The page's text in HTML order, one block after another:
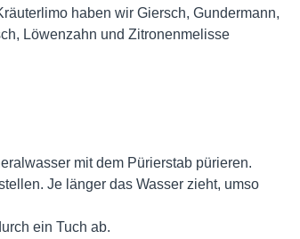
haben wir Giersch, Gundermann,
Löwenzahn und Zitronenmelisse
mit dem Pürierstab pürieren.
Je länger das Wasser zieht, umso
ein Tuch ab.